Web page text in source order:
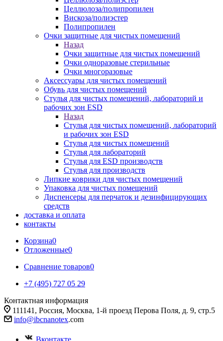
Целлюлоза/полипропилен
Вискоза/полиэстер
Полипропилен
Очки защитные для чистых помещений
Назад
Очки защитные для чистых помещений
Очки одноразовые стерильные
Очки многоразовые
Аксессуары для чистых помещений
Обувь для чистых помещений
Стулья для чистых помещений, лабораторий и
рабочих зон ESD
Назад
Стулья для чистых помещений, лабораторий
и рабочих зон ESD
Стулья для чистых помещений
Стулья для лабораторий
Стулья для ESD производств
Стулья для производств
Липкие коврики для чистых помещений
Упаковка для чистых помещений
Диспенсеры для перчаток и дезинфицирующих
средств
доставка и оплата
контакты
Корзина0
Отложенные0
Сравнение товаров0
+7 (495) 727 05 29
Контактная информация
111141, Россия, Москва, 1-й проезд Перова Поля, д. 9, стр.5
info@ibcnanotex.com
Вконтакте